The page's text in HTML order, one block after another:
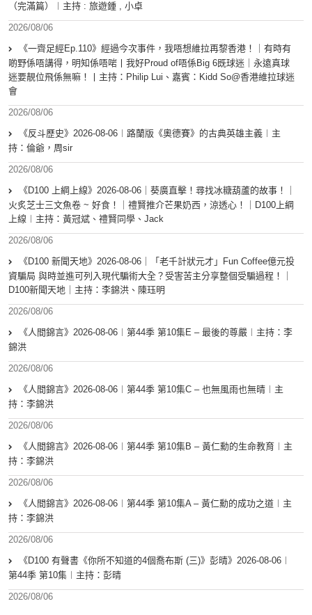
（完滿篇）︱主持 : 旅遊鍾 , 小卓
2026/08/06
《一齊足經Ep.110》經過今次事件，我唔想維拉再黎香港！｜有時有
啲野係唔講得，明知係唔啱丨我好Proud of唔係Big 6既球迷｜永遠真球
迷要靚位飛係無嘛！丨主持：Philip Lui、嘉賓：Kidd So@香港維拉球迷
會
2026/08/06
《反斗歷史》2026-08-06︱路蘭版《奧德賽》的古典英雄主義︱主
持：倫爺，周sir
2026/08/06
《D100 上綱上線》2026-08-06｜葵廣直擊！尋找冰糖葫蘆的故事！｜
火炙芝士三文魚卷 ~ 好食！｜禮賢推介芒果奶西，涼透心！｜D100上綱
上線︱主持：黃冠斌、禮賢同學、Jack
2026/08/06
《D100 新聞天地》2026-08-06｜「老千計狀元才」Fun Coffee億元投
資騙局 與時並進可列入現代騙術大全？受害苦主分享整個受騙過程！｜
D100新聞天地｜主持：李錦洪、陳珏明
2026/08/06
《人間錦言》2026-08-06︱第44季 第10集E – 最後的尊嚴︱主持：李
錦洪
2026/08/06
《人間錦言》2026-08-06︱第44季 第10集C – 也無風雨也無晴︱主
持：李錦洪
2026/08/06
《人間錦言》2026-08-06︱第44季 第10集B – 黃仁勳的生命教育︱主
持：李錦洪
2026/08/06
《人間錦言》2026-08-06︱第44季 第10集A – 黃仁勳的成功之道︱主
持：李錦洪
2026/08/06
《D100 有聲書《你所不知道的4個喬布斯 (三)》彭晴》2026-08-06︱
第44季 第10集︱主持：彭晴
2026/08/06